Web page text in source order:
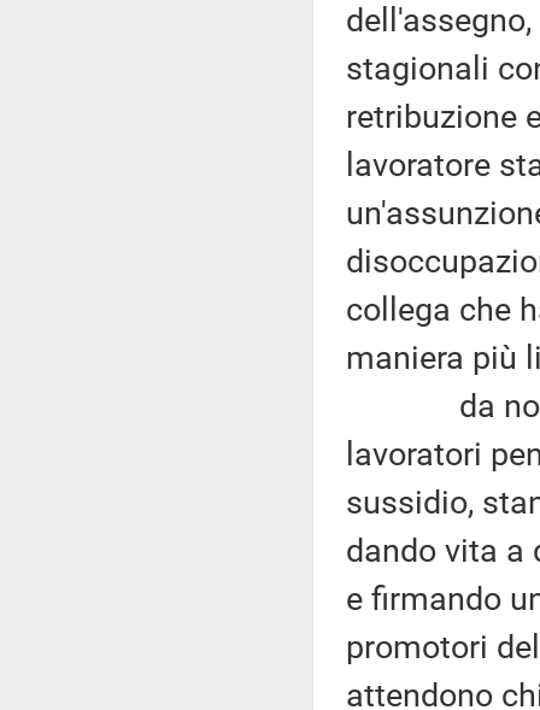
stagionali
retribuzione
lavoratore
collega che
maniera più
da notizie
lavoratori
sussidio,
dando vita
e firmando
promotori
attendono